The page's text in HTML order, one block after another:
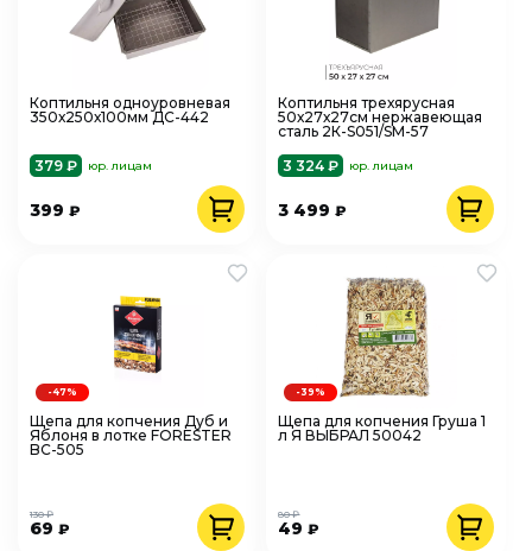
Коптильня одноуровневая
350х250х100мм ДС-442
379 ₽ юр. лицам
399 ₽
Коптильня трехярусная
50х27х27см нержавеющая
сталь 2К-S051/SM-57
3 324 ₽
юр. лицам
3 499₽
Щепа для копчения Дуб и
Яблоня в лотке FORESTER
BC-505
69 ₽
130 ₽
-47%
Щепа для копчения Груша 1
л Я ВЫБРАЛ 50042
49₽
80 ₽
-39%